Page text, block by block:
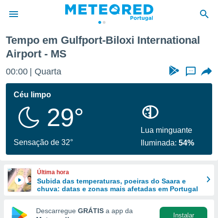
da
foi
para
e
forma
Tempo em Gulfport-Biloxi International
Airport - MS
00:00 Quarta ...
Céu limpo
29°
Sensação de 32°
Lua minguante
Iluminada:54%
Última hora
Subida das temperaturas, poeiras do Saara e
chuva: datas e zonas mais afetadas em Portugal
Descarregue GRÁTIS a app da
Instalar